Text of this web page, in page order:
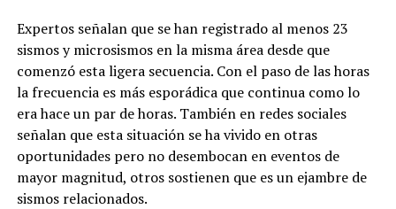
Expertos señalan que se han registrado al menos 23
sismos y microsismos en la misma área desde que
comenzó esta ligera secuencia. Con el paso de las horas
la frecuencia es más esporádica que continua como lo
era hace un par de horas. También en redes sociales
señalan que esta situación se ha vivido en otras
oportunidades pero no desembocan en eventos de
mayor magnitud, otros sostienen que es un ejambre de
sismos relacionados.